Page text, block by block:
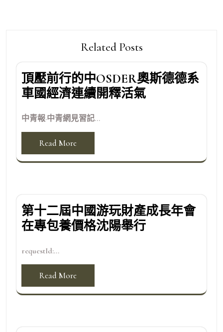
Related Posts
頂壓前行的中OSDER奧斯德德系
車國經濟連續開釋活氣
中青報·中青網見習記...
Read More
第十二屆中國游玩財產成長年會
在專包養價格沈陽舉行
requestId:...
Read More